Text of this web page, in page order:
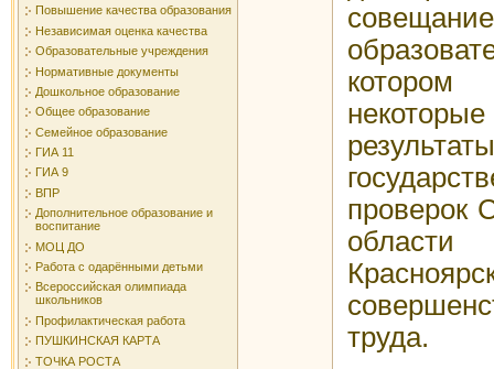
Повышение качества образования
Независимая оценка качества
Образовательные учреждения
Нормативные документы
Дошкольное образование
Общее образование
Семейное образование
ГИА 11
ГИА 9
ВПР
Дополнительное образование и
воспитание
МОЦ ДО
Работа с одарёнными детьми
Всероссийская олимпиада
школьников
Профилактическая работа
ПУШКИНСКАЯ КАРТА
ТОЧКА РОСТА
проверок
труда.